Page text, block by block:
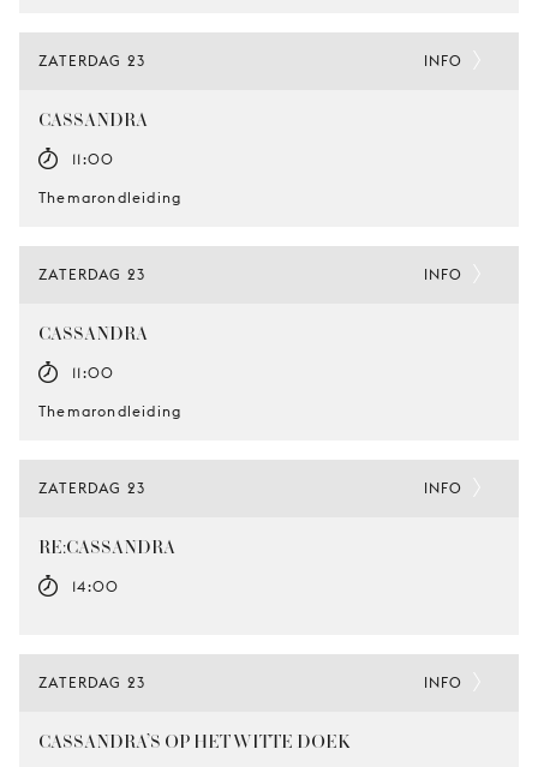
ZATERDAG 23
CASSANDRA
11:00
Themarondleiding
INFO
ZATERDAG 23
CASSANDRA
11:00
Themarondleiding
INFO
ZATERDAG 23
RE:CASSANDRA
14:00
INFO
ZATERDAG 23
CASSANDRA’S OP HET WITTE DOEK
INFO